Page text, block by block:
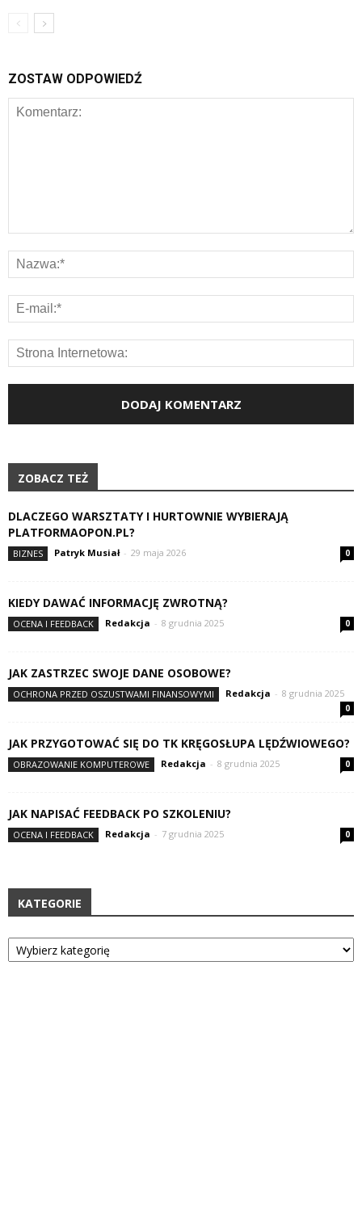
ZOSTAW ODPOWIEDŹ
ZOBACZ TEŻ
DLACZEGO WARSZTATY I HURTOWNIE WYBIERAJĄ
PLATFORMAOPON.PL?
BIZNES Patryk Musiał - 29 maja 2026 0
KIEDY DAWAĆ INFORMACJĘ ZWROTNĄ?
OCENA I FEEDBACK Redakcja - 8 grudnia 2025 0
JAK ZASTRZEC SWOJE DANE OSOBOWE?
OCHRONA PRZED OSZUSTWAMI FINANSOWYMI Redakcja - 8 grudnia 2025
0
JAK PRZYGOTOWAĆ SIĘ DO TK KRĘGOSŁUPA LĘDŹWIOWEGO?
OBRAZOWANIE KOMPUTEROWE Redakcja - 8 grudnia 2025 0
JAK NAPISAĆ FEEDBACK PO SZKOLENIU?
OCENA I FEEDBACK Redakcja - 7 grudnia 2025 0
KATEGORIE
Kategorie